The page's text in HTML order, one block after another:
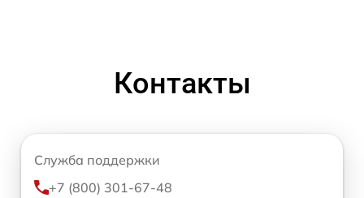
Контакты
Служба поддержки
+7 (800) 301-67-48